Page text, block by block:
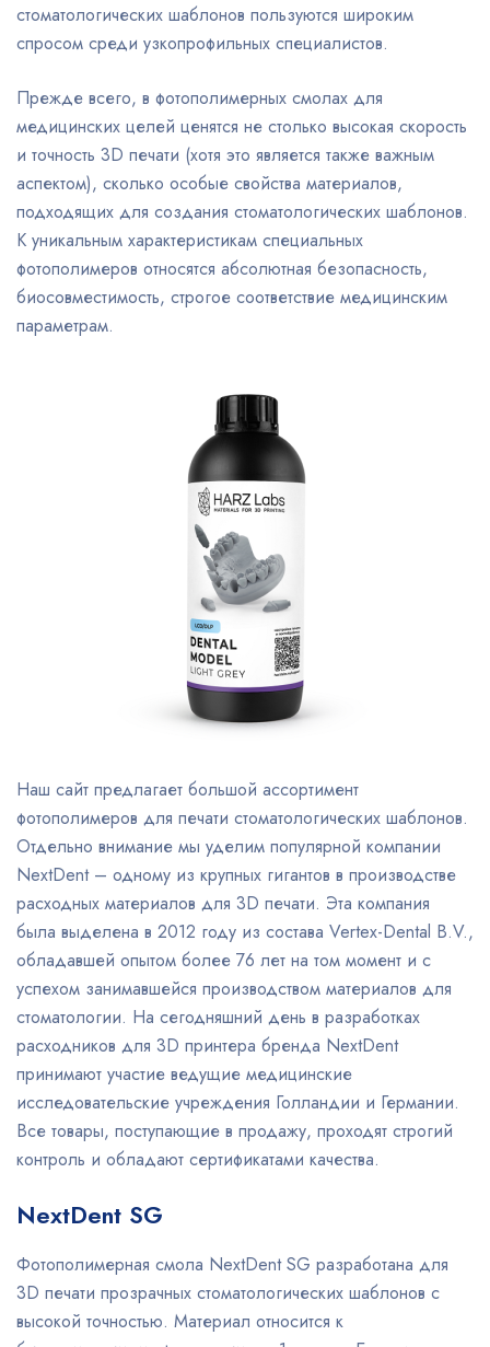
стоматологических шаблонов пользуются широким
спросом среди узкопрофильных специалистов.
Прежде всего, в фотополимерных смолах для
медицинских целей ценятся не столько высокая скорость
и точность 3D печати (хотя это является также важным
аспектом), сколько особые свойства материалов,
подходящих для создания стоматологических шаблонов.
К уникальным характеристикам специальных
фотополимеров относятся абсолютная безопасность,
биосовместимость, строгое соответствие медицинским
параметрам.
Наш сайт предлагает большой ассортимент
фотополимеров для печати стоматологических шаблонов.
Отдельно внимание мы уделим популярной компании
NextDent – одному из крупных гигантов в производстве
расходных материалов для 3D печати. Эта компания
была выделена в 2012 году из состава Vertex-Dental B.V.,
обладавшей опытом более 76 лет на том момент и с
успехом занимавшейся производством материалов для
стоматологии. На сегодняшний день в разработках
расходников для 3D принтера бренда NextDent
принимают участие ведущие медицинские
исследовательские учреждения Голландии и Германии.
Все товары, поступающие в продажу, проходят строгий
контроль и обладают сертификатами качества.
NextDent SG
Фотополимерная смола NextDent SG разработана для
3D печати прозрачных стоматологических шаблонов с
высокой точностью. Материал относится к